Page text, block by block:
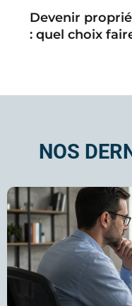
Devenir
: quel choix
NOS